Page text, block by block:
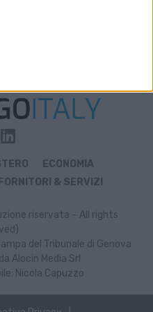
ECONOMIA
FORNITORI & SERVIZI
riservata – All rights
del Tribunale di Genova
Alocin Media Srl
Nicola Capuzzo